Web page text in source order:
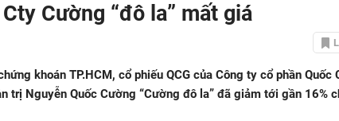
Cường “đô la” mất giá
khoán TP.HCM, cổ phiếu QCG của Công ty cổ phần Quốc
trị Nguyễn Quốc Cường “Cường đô la” đã giảm tới gần 16%